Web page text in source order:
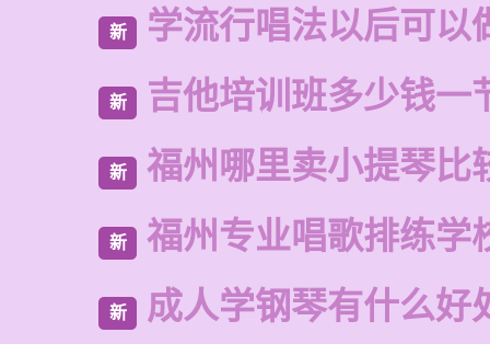
新 学流行唱法以后可以
新 吉他培训班多少钱一
新 福州哪里卖小提琴比
新 福州专业唱歌排练学
新 成人学钢琴有什么好